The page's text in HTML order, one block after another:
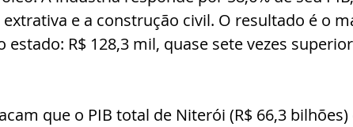
e a construção civil. O resultado é o
estado: R$ 128,3 mil, quase sete vezes
que o PIB total de Niterói (R$ 66,3 bilhões)